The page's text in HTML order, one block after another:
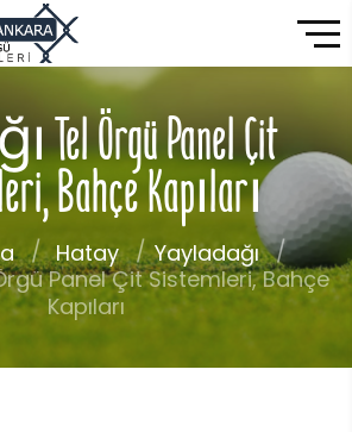
Tel Örgü Panel Çit
Bahçe Kapıları
Hatay
Yayladağı
Panel Çit Sistemleri, Bahçe
Kapıları